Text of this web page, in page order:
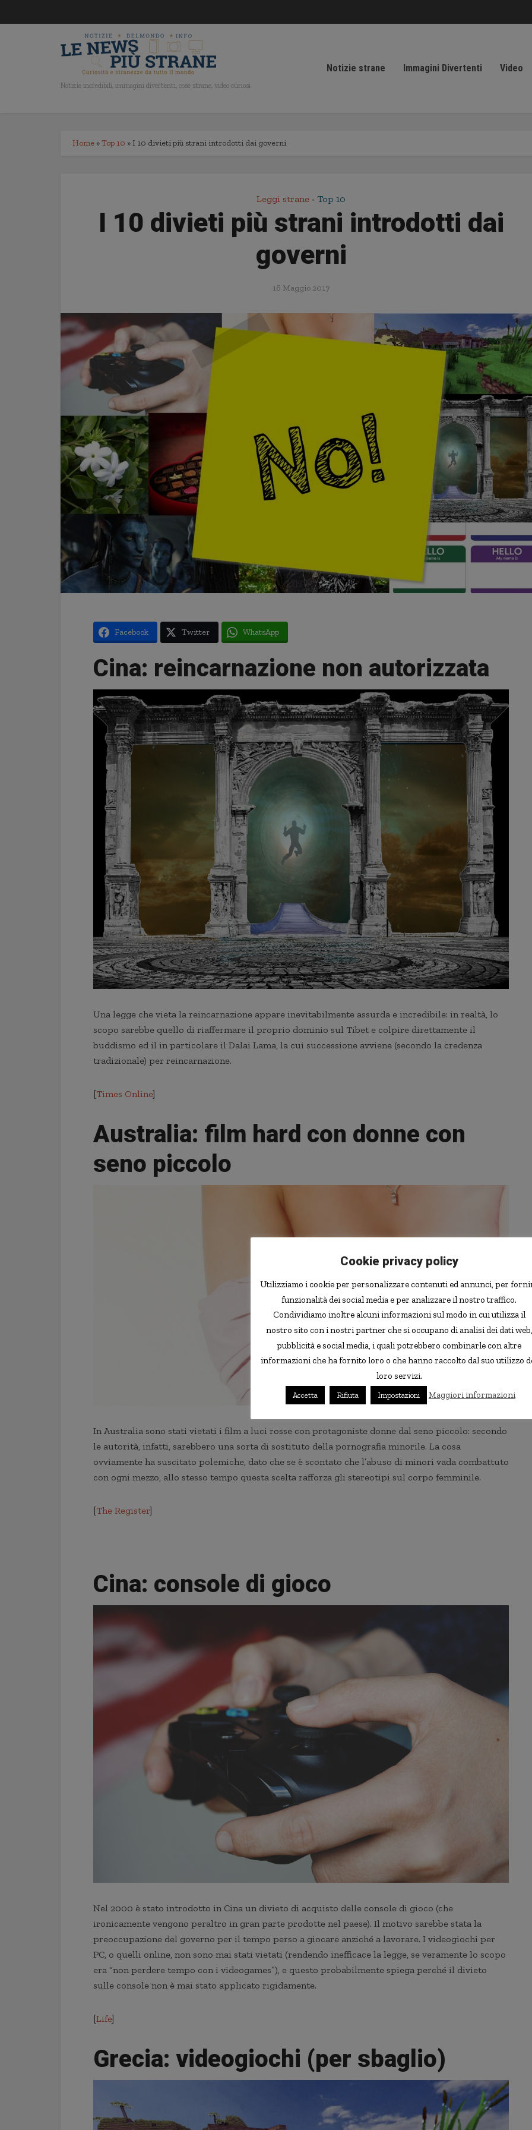
Notizie incredibili, immagini divertenti, cose strane, video curiosi
Notizie strane Immagini Divertenti Video
Home »Top 10 » I 10 divieti più strani introdotti dai governi
Leggi strane • Top 10
I 10 divieti più strani introdotti dai
governi
16 Maggio 2017
Facebook Twitter WhatsApp
Cina: reincarnazione non autorizzata
Una legge che vieta la reincarnazione appare inevitabilmente assurda e incredibile: in realtà, lo
scopo sarebbe quello di riaffermare il proprio dominio sul Tibet e colpire direttamente il
buddismo ed il in particolare il Dalai Lama, la cui successione avviene (secondo la credenza
tradizionale) per reincarnazione.
[Times Online]
Australia: film hard con donne con
seno piccolo
In Australia sono stati vietati i film a luci rosse con protagoniste donne dal seno piccolo: secondo
le autorità, infatti, sarebbero una sorta di sostituto della pornografia minorile. La cosa
ovviamente ha suscitato polemiche, dato che se è scontato che l’abuso di minori vada combattuto
con ogni mezzo, allo stesso tempo questa scelta rafforza gli stereotipi sul corpo femminile.
[The Register]
Cina: console di gioco
Nel 2000 è stato introdotto in Cina un divieto di acquisto delle console di gioco (che
ironicamente vengono peraltro in gran parte prodotte nel paese). Il motivo sarebbe stata la
preoccupazione del governo per il tempo perso a giocare anziché a lavorare. I videogiochi per
PC, o quelli online, non sono mai stati vietati (rendendo inefficace la legge, se veramente lo scopo
era “non perdere tempo con i videogames”), e questo probabilmente spiega perché il divieto
sulle console non è mai stato applicato rigidamente.
[Life]
Grecia: videogiochi (per sbaglio)
Cookie privacy policy
Utilizziamo i cookie per personalizzare contenuti ed annunci, per
funzionalità dei social media e per analizzare il nostro traffico.
Condividiamo inoltre alcuni informazioni sul modo in cui utilizza il
nostro sito con i nostri partner che si occupano di analisi dei dati web,
pubblicità e social media, i quali potrebbero combinarle con altre
informazioni che ha fornito loro o che hanno raccolto dal suo utilizzo
loro servizi.
Accetta Rifiuta Impostazioni Maggiori informazioni